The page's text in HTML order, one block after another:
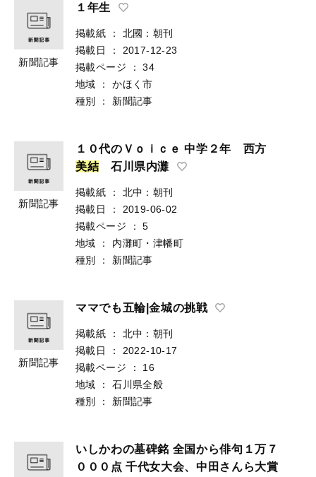
新聞記事
１年生
掲載紙 ：
北國：朝刊
掲載日
：
2017-12-23
掲載ページ
：
34
地域
：
かほく市
種別
： 新聞記事
新聞記事
１０代のＶｏｉｃｅ 中学２年 西方
美結 石川県内灘
掲載紙 ：
北中：朝刊
掲載日
：
2019-06-02
掲載ページ
：
5
地域
：
内灘町・津幡町
種別
： 新聞記事
新聞記事
ママでも五輪|金城の挑戦
掲載紙 ：
北中：朝刊
掲載日
：
2022-10-17
掲載ページ
：
16
地域
：
石川県全般
種別
： 新聞記事
いしかわの墓碑銘 全国から俳句１万７
０００点 千代女大会、中田さんら大賞